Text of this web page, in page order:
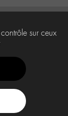
sur ceux